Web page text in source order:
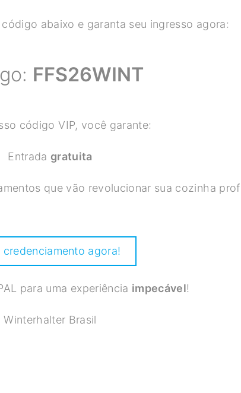
abaixo e garanta seu ingresso agora:
FFS26WINT
código VIP, você garante:
Entrada gratuita
que vão revolucionar sua cozinha
credenciamento agora!
para uma experiência impecável!
Winterhalter Brasil